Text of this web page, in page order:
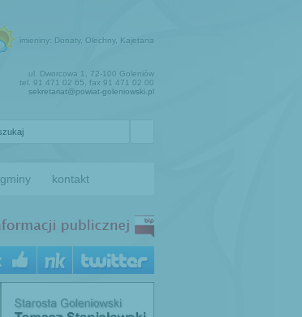
imieniny: Donaty, Olechny, Kajetana
ul. Dworcowa 1, 72-100 Goleniów
tel. 91 471 02 65, fax 91 471 02 00
sekretariat@powiat-goleniowski.pl
gminy kontakt